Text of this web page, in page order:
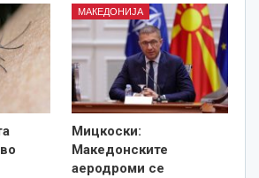
МАКЕДОНИЈА
Мицкоски:
Македонските
аеродроми се